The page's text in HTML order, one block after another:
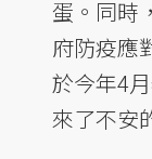
蛋。同時
府防疫應
於今年4
來了不安